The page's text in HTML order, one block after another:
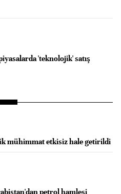
'teknolojik' satış
mühimmat etkisiz hale getirildi
petrol hamlesi